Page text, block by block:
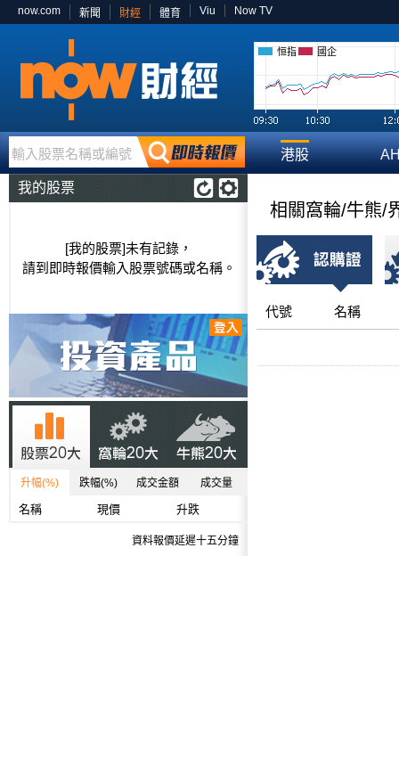
now.com 新聞 財經 體育 Viu Now TV
恒指 國企
輸入股票名稱或編號 港股
我的股票
[我的股票]未有記錄，
請到即時報價輸入股票號碼或名稱。
升幅(%) 跌幅(%) 成交金額 成交量
名稱 現價 升跌
資料報價延遲十五分鐘
相關窩輪/牛熊/
代號 名稱